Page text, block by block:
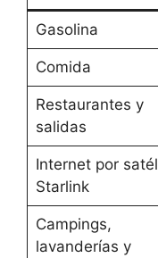
Gasolina
Comida
Restaurantes y
salidas
Internet por
Starlink
Campings,
lavanderías y